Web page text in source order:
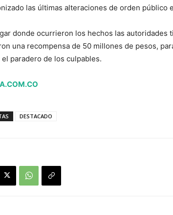
las últimas alteraciones de orden público
donde ocurrieron los hechos las autoridades
una recompensa de 50 millones de pesos,
el paradero de los culpables.
DESTACADO